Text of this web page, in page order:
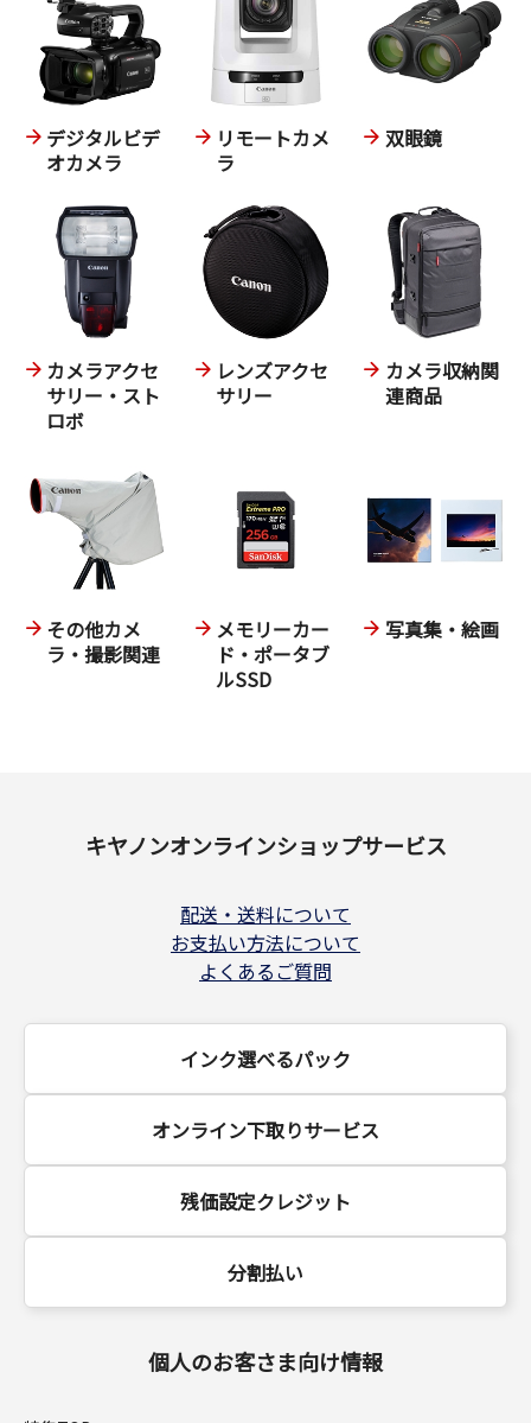
デジタルビデ
オカメラ
リモートカメ
ラ
双眼鏡
カメラアクセ
サリー・スト
ロボ
レンズアクセ
サリー
カメラ収納関
連商品
その他カメ
ラ・撮影関連
メモリーカー
ド・ポータブ
ルSSD
写真集・絵画
キヤノンオンラインショップサービス
配送・送料について
お支払い方法について
よくあるご質問
インク選べるパック
オンライン下取りサービス
残価設定クレジット
分割払い
個人のお客さま向け情報